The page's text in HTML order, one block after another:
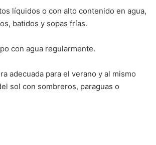
líquidos o con alto contenido en agua,
batidos y sopas frías.
con agua regularmente.
adecuada para el verano y al mismo
sol con sombreros, paraguas o